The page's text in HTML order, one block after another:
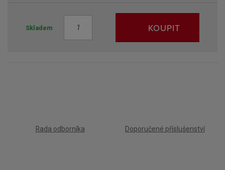
Rada odborníka Doporučené příslušenství
Skladem KOUPIT